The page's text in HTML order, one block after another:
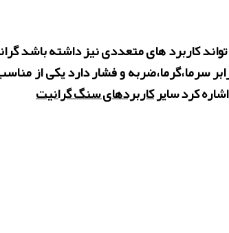
کاربرد های متعددی نیز داشته باشد
سرما،گرما،ضربه و فشار دارد یکی از
کرد سایرکاربردهای سنگ گرانیت